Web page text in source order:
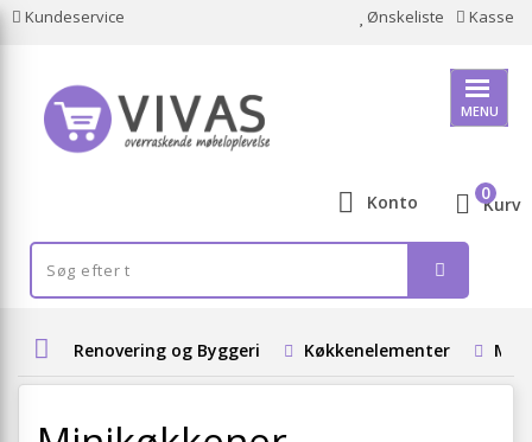
Kundeservice Ønskeliste Kasse
MENU
Konto Kurv
0
Renovering og Byggeri Køkkenelementer